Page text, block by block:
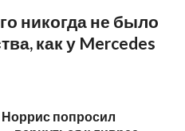
никогда не было
как у Mercedes
попросил